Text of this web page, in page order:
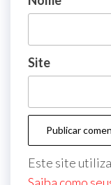
Site
Este site